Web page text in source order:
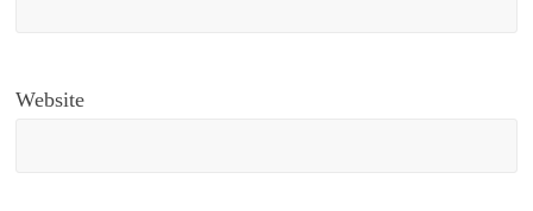
Website